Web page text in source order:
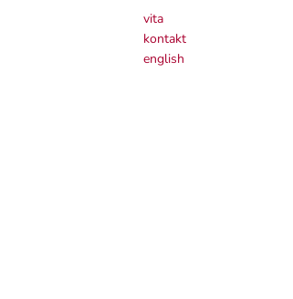
vita
kontakt
english